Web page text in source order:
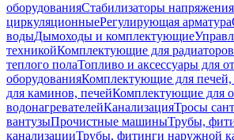
оборудованияСтабилизаторы напряжения
циркуляционныеРегулирующая арматура
водыДымоходы и комплектующие
техникойКомплектующие для радиаторов
теплого полаТопливо и аксессуары для
оборудованияКомплектующие для печей,
для каминов, печейКомплектующие для
водонагревателейКанализацияТросы
вантузыПрочистные машиныТрубы,
канализацииТрубы, фитинги наружной